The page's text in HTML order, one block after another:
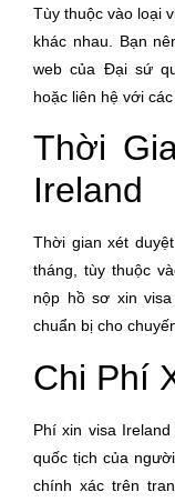
Tùy thuộc vào loại
khác nhau. Bạn
web của Đại sứ
hoặc liên hệ với
Thời
Ireland
Thời gian xét
tháng, tùy thuộc
nộp hồ sơ xin
chuẩn bị cho
Chi Phí
Phí xin visa
quốc tịch của
chính xác trên